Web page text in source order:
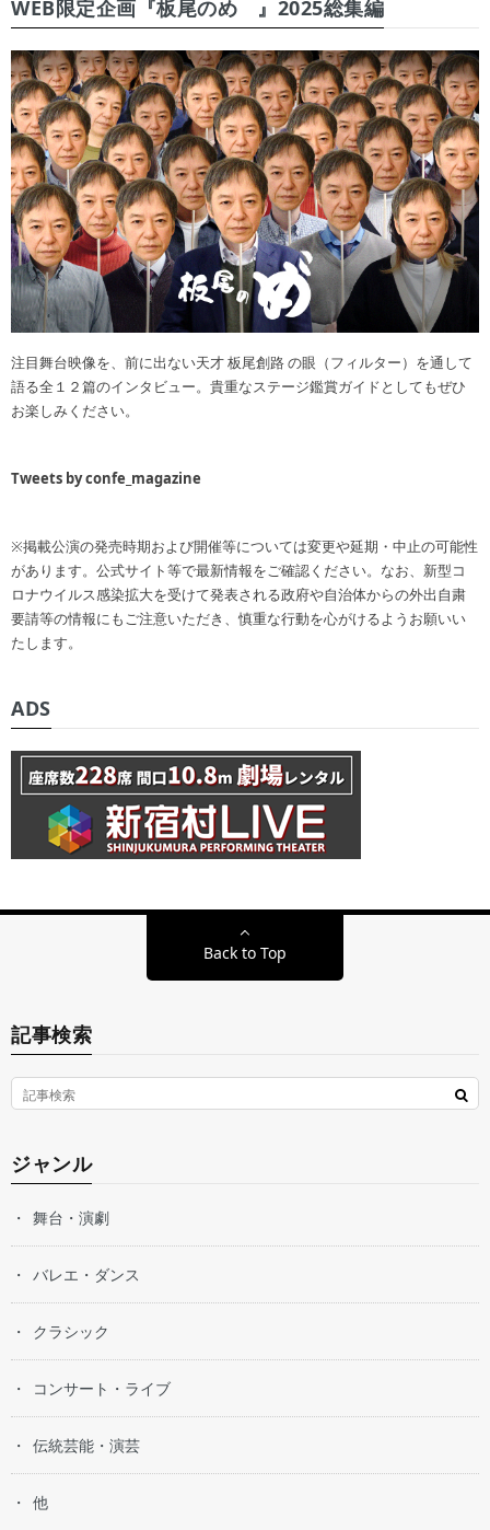
WEB限定企画『板尾のめ゙』2025総集編
注目舞台映像を、前に出ない天才 板尾創路 の眼（フィルター）を通して
語る全１２篇のインタビュー。貴重なステージ鑑賞ガイドとしてもぜひ
お楽しみください。
Tweets by confe_magazine
※掲載公演の発売時期および開催等については変更や延期・中止の可能性
があります。公式サイト等で最新情報をご確認ください。なお、新型コ
ロナウイルス感染拡大を受けて発表される政府や自治体からの外出自粛
要請等の情報にもご注意いただき、慎重な行動を心がけるようお願いい
たします。
ADS
Back to Top
記事検索
ジャンル
舞台・演劇
バレエ・ダンス
クラシック
コンサート・ライブ
伝統芸能・演芸
他